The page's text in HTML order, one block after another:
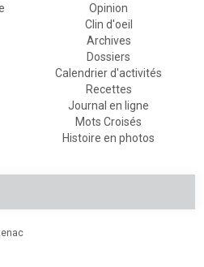
Opinion
Clin d'oeil
Archives
Dossiers
Calendrier d'activités
Recettes
Journal en ligne
Mots Croisés
Histoire en photos